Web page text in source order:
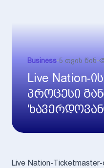
Business•5 თვის წინ•
Live Nation-
პროცესი
Live Nation-